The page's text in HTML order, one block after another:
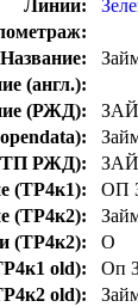
Линии:
Название:
(англ.):
(РЖД):
РЖД):
(ТР4к1):
ОП
(ТР4к2):
(ТР4к2):
О
old):
Оп
old):